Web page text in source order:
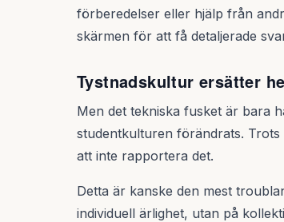
förberedelser eller hjälp från
skärmen för att få detaljerade
Tystnadskultur ersätter
Men det tekniska fusket är bara
studentkulturen förändrats.
att inte rapportera det.
Detta är kanske den mest
individuell ärlighet, utan på